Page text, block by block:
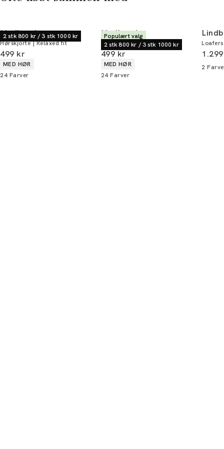
2 stk 800 kr / 3 stk 1000 kr
Lindbergh
Hørskjorte | Relaxed fit
I alt (inkl. rabat)
499 kr
Produkt egenskaber
MED HØR
24 Farver
Populært valg
2 stk 800 kr / 3 stk 1000 kr
Lindbergh
Hørskjorte | Relaxed fit
I alt (inkl. rabat)
499 kr
Produkt egenskaber
MED HØR
24 Farver
Loafers
I alt
2